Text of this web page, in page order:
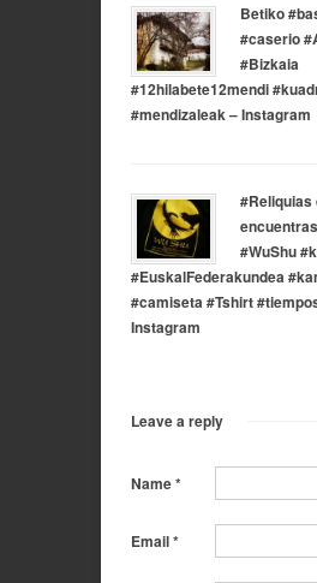
Betiko
#caserio
#Bizkaia
#12hilabete12mendi
#mendizaleak – Instagram
#Reliquias
#WuShu
#EuskalFederakundea
#camiseta #Tshirt
Instagram
Leave a reply
Name*
Email*